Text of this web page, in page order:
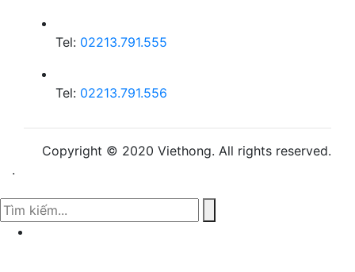
Tel: 02213.791.555
Tel: 02213.791.556
Copyright © 2020 Viethong. All rights reserved.
.